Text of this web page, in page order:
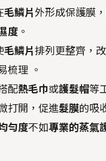
毛鱗片外形成保護膜
度 。
毛鱗片排列更整齊，
梳理 。
配熱毛巾或護髮帽等
打開，促進髮膜的吸
勻度不如專業的蒸氣